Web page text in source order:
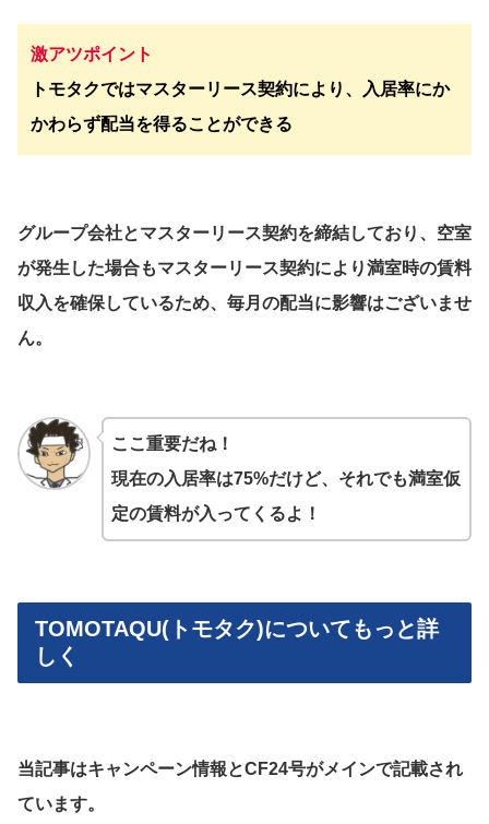
激アツポイント
トモタクではマスターリース契約により、入居率にか
かわらず配当を得ることができる
グループ会社とマスターリース契約を締結しており、空室
が発生した場合もマスターリース契約により満室時の賃料
収入を確保しているため、毎月の配当に影響はございませ
ん。
ここ重要だね！
現在の入居率は75%だけど、それでも満室仮
定の賃料が入ってくるよ！
TOMOTAQU(トモタク)についてもっと詳
しく
当記事はキャンペーン情報とCF24号がメインで記載され
ています。